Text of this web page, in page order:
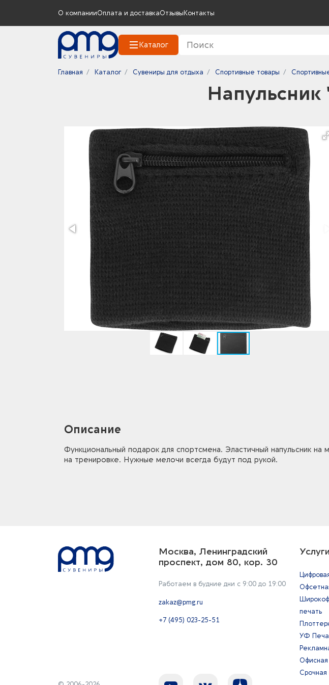
О компанииОплата и доставкаОтзывы Контакты
Каталог
Главная Каталог Сувениры для отдыха Спортивные товары
Напульсник
Описание
Функциональный подарок для спортсмена. Эластичный напульсник
на тренировке. Нужные мелочи всегда будут под рукой.
Москва, Ленинградский
проспект, дом 80, кор. 30
Работаем в будние дни с 9:00 до 19:00
zakaz@pmg.ru
+7 (495) 023-25-51
Услуги
печать
УФ
Офисная
Срочная